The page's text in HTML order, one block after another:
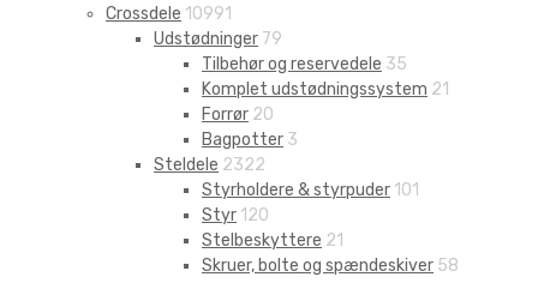
Crossdele 10991
Udstødninger 79
Tilbehør og reservedele 35
Komplet udstødningssystem 21
Forrør 20
Bagpotter 3
Steldele 2322
Styrholdere & styrpuder 101
Styr 120
Stelbeskyttere 21
Skruer, bolte og spændeskiver 58